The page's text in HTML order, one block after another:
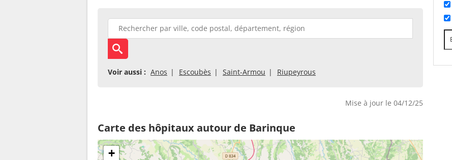
Voir aussi : Anos Escoubès Saint-Armou Riupeyrous
Mise à jour le 04/12/25
Carte des hôpitaux autour de Barinque
+